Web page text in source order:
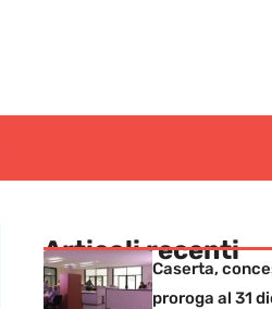
Articoli recenti
Caserta,
proroga al 31